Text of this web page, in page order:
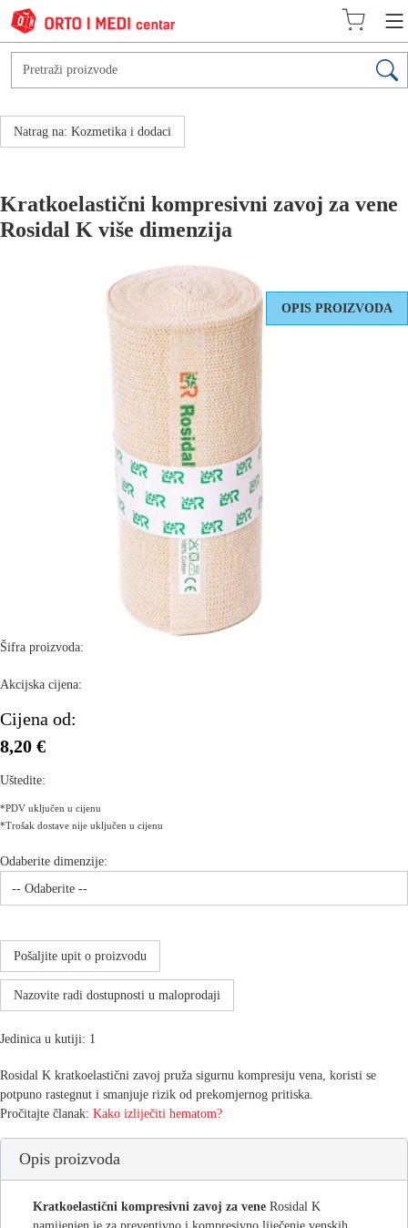
Natrag na: Kozmetika i dodaci
Kratkoelastični kompresivni zavoj za vene
Rosidal K više dimenzija
OPIS PROIZVODA
Šifra proizvoda:
Akcijska cijena:
Cijena od:
8,20 €
Uštedite:
*PDV uključen u cijenu
*Trošak dostave nije uključen u cijenu
Odaberite dimenzije:
Pošaljite upit o proizvodu
Nazovite radi dostupnosti u maloprodaji
Jedinica u kutiji: 1
Rosidal K kratkoelastični zavoj pruža sigurnu kompresiju vena, koristi se
potpuno rastegnut i smanjuje rizik od prekomjernog pritiska.
Pročitajte članak: Kako izliječiti hematom?
Opis proizvoda
Kratkoelastični kompresivni zavoj za vene Rosidal K